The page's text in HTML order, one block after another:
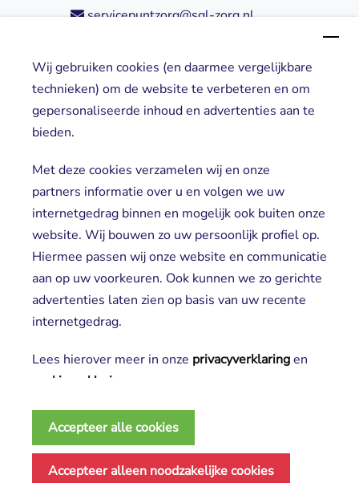
Wij gebruiken cookies (en daarmee vergelijkbare
technieken) om de website te verbeteren en om
gepersonaliseerde inhoud en advertenties aan te
bieden.
Met deze cookies verzamelen wij en onze
partners informatie over u en volgen we uw
internetgedrag binnen en mogelijk ook buiten onze
website. Wij bouwen zo uw persoonlijk profiel op.
Hiermee passen wij onze website en communicatie
aan op uw voorkeuren. Ook kunnen we zo gerichte
advertenties laten zien op basis van uw recente
internetgedrag.
Lees hierover meer in onze privacyverklaringen
cookieverklaring
Noodzakelijke cookies
van de website en kunnen conform de wet niet
Accepteer alle cookies
Accepteer alleen noodzakelijke cookies
servicepuntzorg@sgl-zorg.nl
Direct naar
Locaties
Vrijwilligers
Aanmelden nieuwsbrief
Privacy verklaring
Cookie verklaring